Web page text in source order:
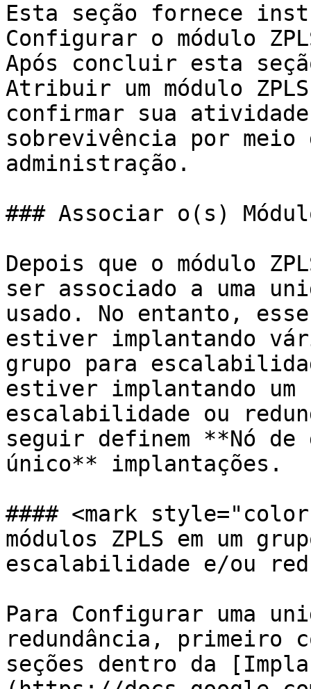
Esta seção fornece
Configurar o módulo
Após concluir esta
Atribuir um módulo
confirmar sua
sobrevivência por
administração.
### Associar o(s)
Depois que o módulo
ser associado a uma
usado. No entanto,
estiver implantando
grupo para
estiver implantando um
escalabilidade ou
seguir definem **Nó de
único** implantações.
#### <mark
módulos ZPLS em um
escalabilidade e/ou
Para Configurar uma
redundância, primeiro
seções dentro da